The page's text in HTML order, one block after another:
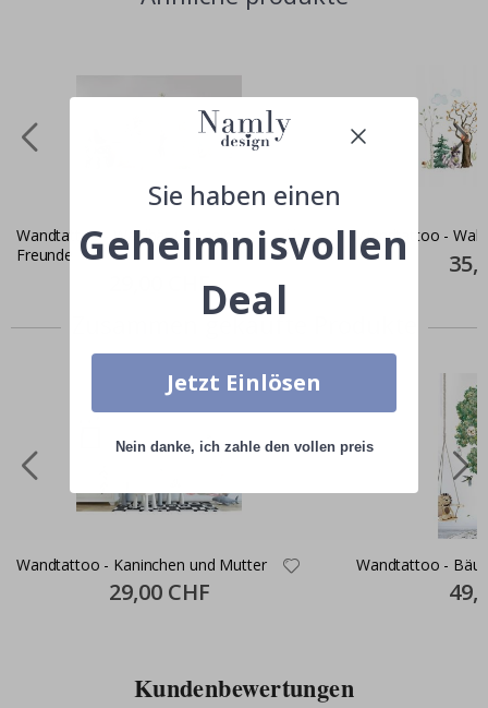
Wandtattoo - Waldbär und seine
Freunde
29,00 CHF
Wandtattoo -
Price
Zusammen gekaufte Produkte
Wandtattoo - Kaninchen und Mutter
Special
Price
29,00 CHF
Wandtattoo -
Price
Kundenbewertungen
Sie haben einen
Geheimnisvollen
Deal
Jetzt Einlösen
Nein danke, ich zahle den vollen preis